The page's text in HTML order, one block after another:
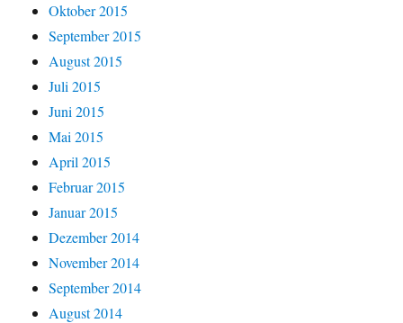
Oktober 2015
September 2015
August 2015
Juli 2015
Juni 2015
Mai 2015
April 2015
Februar 2015
Januar 2015
Dezember 2014
November 2014
September 2014
August 2014